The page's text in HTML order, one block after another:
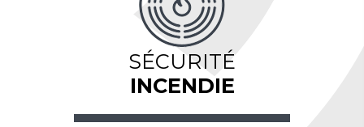
SÉCURITÉ
INCENDIE